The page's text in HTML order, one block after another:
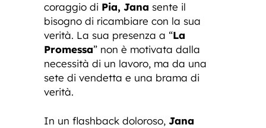
coraggio di Pia, Jana sente il
bisogno di ricambiare con la sua
verità. La sua presenza a “La
Promessa” non è motivata dalla
necessità di un lavoro, ma da una
sete di vendetta e una brama di
verità.
In un flashback doloroso, Jana